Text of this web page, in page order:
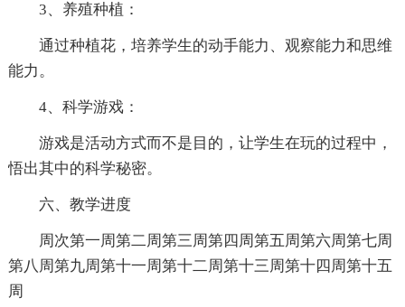
3、养殖种植：
通过种植花，培养学生的动手能力、观察能力和思维
能力。
4、科学游戏：
游戏是活动方式而不是目的，让学生在玩的过程中，
悟出其中的科学秘密。
六、教学进度
周次第一周第二周第三周第四周第五周第六周第七周
第八周第九周第十一周第十二周第十三周第十四周第十五
周